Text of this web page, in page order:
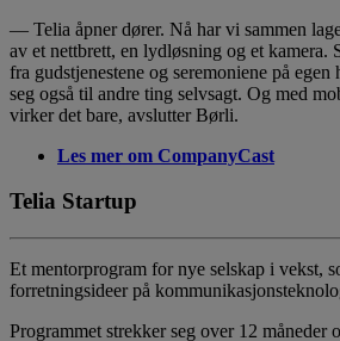
— Telia åpner dører. Nå har vi sammen
av et nettbrett, en lydløsning og et kamera.
fra gudstjenestene og seremoniene på
seg også til andre ting selvsagt. Og med
virker det bare, avslutter Børli.
Les mer om CompanyCast
Telia Startup
Et mentorprogram for nye selskap i vekst,
forretningsideer på
Programmet strekker seg over 12 måneder